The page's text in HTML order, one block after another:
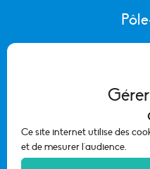
Ce site internet utilise des
et de mesurer l'audience.